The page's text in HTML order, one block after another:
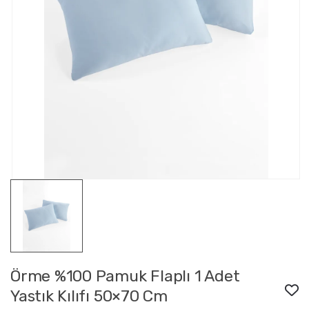
Örme %100 Pamuk Flaplı 1 Adet
Yastık Kılıfı 50×70 Cm